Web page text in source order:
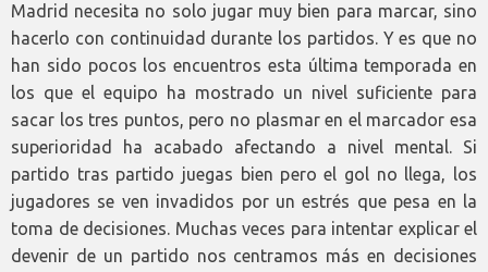
Madrid necesita no solo jugar muy bien para marcar, sino
hacerlo con continuidad durante los partidos. Y es que no
han sido pocos los encuentros esta última temporada en
los que el equipo ha mostrado un nivel suficiente para
sacar los tres puntos, pero no plasmar en el marcador esa
superioridad ha acabado afectando a nivel mental. Si
partido tras partido juegas bien pero el gol no llega, los
jugadores se ven invadidos por un estrés que pesa en la
toma de decisiones. Muchas veces para intentar explicar el
devenir de un partido nos centramos más en decisiones